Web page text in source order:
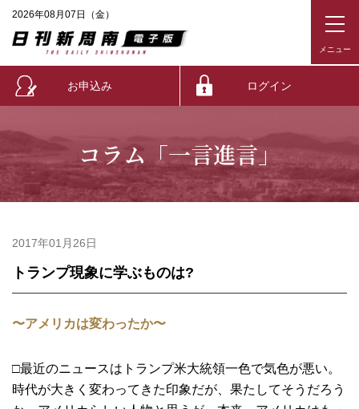
2026年08月07日（金）
お申込み ログイン
コラム「一言進言」
2017年01月26日
トランプ現象に学ぶものは?
〜アメリカは変わったか〜
□最近のニュースはトランプ米大統領一色で気色が悪い。
時代が大きく変わってきた印象だが、果たしてそうだろう